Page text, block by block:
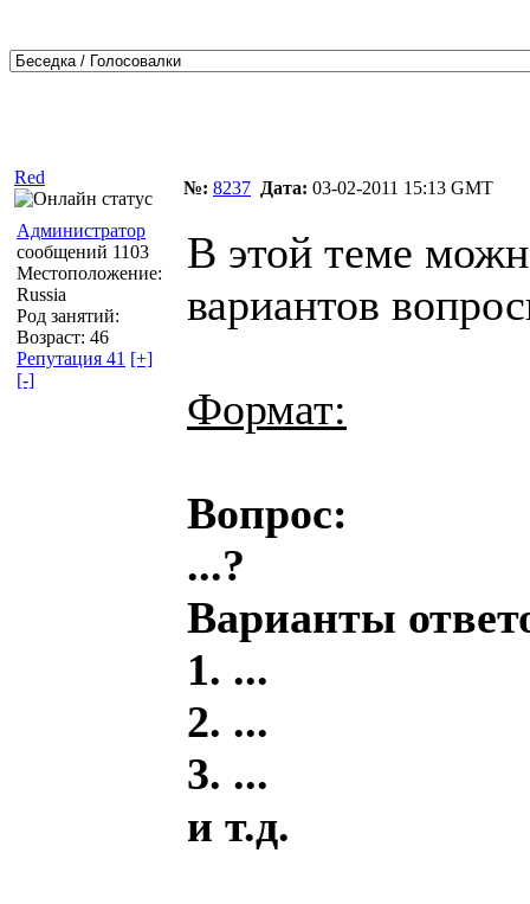
Red
№: 8237 Дата: 03-02-2011 15:13 GMT
Администратор
сообщений 1103
Местоположение:
Russia
Род занятий:
Возраст: 46
Репутация 41 [+]
[-]
В этой теме
вариантов
Формат:
Вопрос:
...?
Варианты
1. ...
2. ...
3. ...
и т.д.